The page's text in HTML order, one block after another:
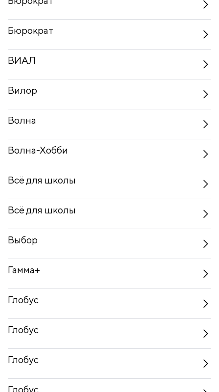
Бюрократ
ВИАЛ
Вилор
Волна
Волна-Хобби
Всё для школы
Всё для школы
Выбор
Гамма+
Глобус
Глобус
Глобус
Глобус